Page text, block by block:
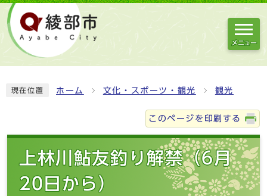
メニュー
現在位置 ホーム 文化・スポーツ・観光 観光
このページを印刷する
上林川鮎友釣り解禁（6月
20日から）